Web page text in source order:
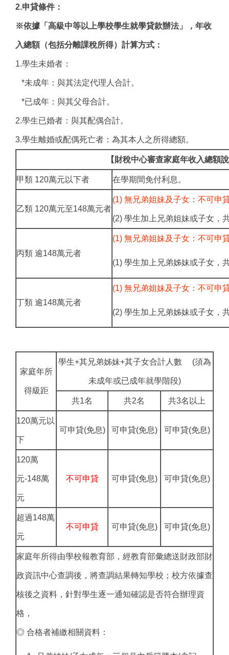
2.申貸條件：
※依據「高級中等以上學校學生就學貸款辦法」，年收
入總額（包括分離課稅所得）計算方式：
1.學生未婚者：
*未成年：與其法定代理人合計。
*已成年：與其父母合計。
2.學生已婚者：與其配偶合計。
3.學生離婚或配偶死亡者：為其本人之所得總額。
【財稅中心審查家庭年收入總額
甲類 120萬元以下者 在學期間免付利息。
乙類 120萬元至148萬元者
(1) 無兄弟姐妹及子女：不可申
(2) 學生加上兄弟姐妹或子女，
丙類 逾148萬元者
(1) 無兄弟姐妹及子女：不可申
(1) 學生加上兄弟姊妹或子女，
丁類 逾148萬元者
(1) 無兄弟姐妹及子女：不可申
(2) 學生加上兄弟姊妹或子女，
家庭年所
得級距
學生+其兄弟姊妹+其子女合計人數 (須為
未成年或已成年就學階段)
共1名 共2名 共3名以上
120萬元以
下
可申貸(免息) 可申貸(免息) 可申貸(免息)
120萬
元-148萬
元
不可申貸 可申貸(免息) 可申貸(免息)
超過148萬
元
不可申貸 可申貸(免息) 可申貸(免息)
家庭年所得由學校報教育部，經教育部彙總送財政部財
政資訊中心查調後，將查調結果轉知學校；校方依據查
核後之資料，針對學生逐一通知確認是否符合辦理資
格，
◎ 合格者補繳相關資料：